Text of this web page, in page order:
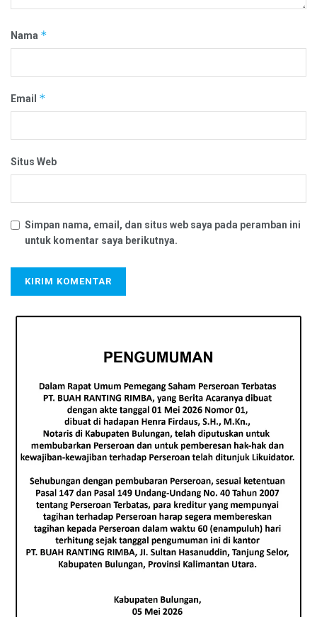
Nama *
Email *
Situs Web
Simpan nama, email, dan situs web saya pada peramban ini
untuk komentar saya berikutnya.